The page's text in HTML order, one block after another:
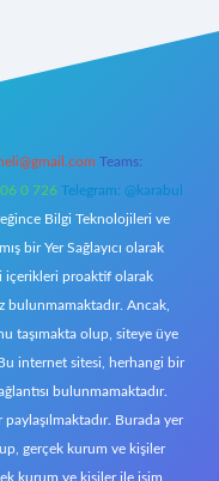
Teams:
0 726 Telegram: @karabul
Bilgi Teknolojileri ve
bir Yer Sağlayıcı olarak
içerikleri proaktif olarak
bulunmamaktadır. Ancak,
taşımakta olup, siteye üye
internet sitesi, herhangi bir
bulunmamaktadır.
paylaşılmaktadır. Burada yer
gerçek kurum ve kişiler
kurum ve kişiler ile isim